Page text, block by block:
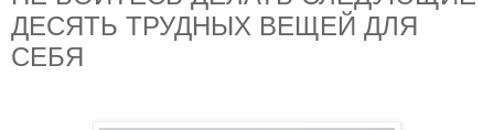
ДЕСЯТЬ ТРУДНЫХ ВЕЩЕЙ ДЛЯ
СЕБЯ